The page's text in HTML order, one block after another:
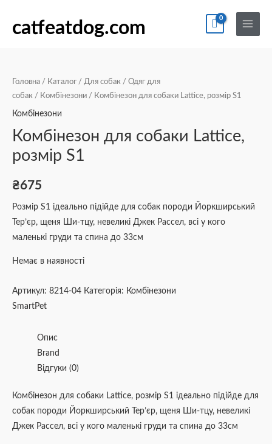
catfeatdog.com
Main
Menu
Головна / Каталог / Для собак / Одяг для
собак / Комбінезони / Комбінезон для собаки Lattice, розмір S1
Комбінезони
Комбінезон для собаки Lattice,
розмір S1
₴675
Розмір S1 ідеально підійде для собак породи Йоркширський
Тер’єр, щеня Ши-тцу, невеликі Джек Рассел, всі у кого
маленькі груди та спина до 33см
Немає в наявності
Артикул: 8214-04 Категорія: Комбінезони
SmartPet
Опис
Brand
Відгуки (0)
Комбінезон для собаки Lattice, розмір S1 ідеально підійде для
собак породи Йоркширський Тер’єр, щеня Ши-тцу, невеликі
Джек Рассел, всі у кого маленькі груди та спина до 33см